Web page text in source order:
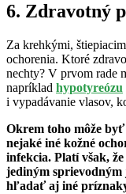
6. Zdravotný
Za krehkými,
ochorenia. Ktoré
nechty? V prvom rade
napríklad hypotyreózu
i vypadávanie vlasov,
Okrem toho môže
nejaké iné kožné
infekcia. Platí však,
jediným sprievodným
hľadať aj iné